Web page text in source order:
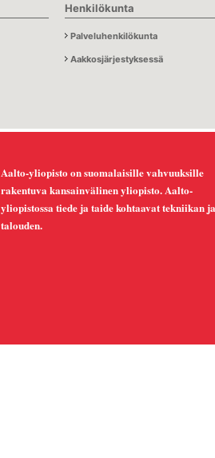
Henkilökunta
Palveluhenkilökunta
Aakkosjärjestyksessä
Aalto-yliopisto on suomalaisille vahvuuksille
rakentuva kansainvälinen yliopisto. Aalto-
yliopistossa tiede ja taide kohtaavat tekniikan ja
talouden.